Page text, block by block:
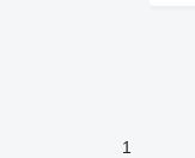
1